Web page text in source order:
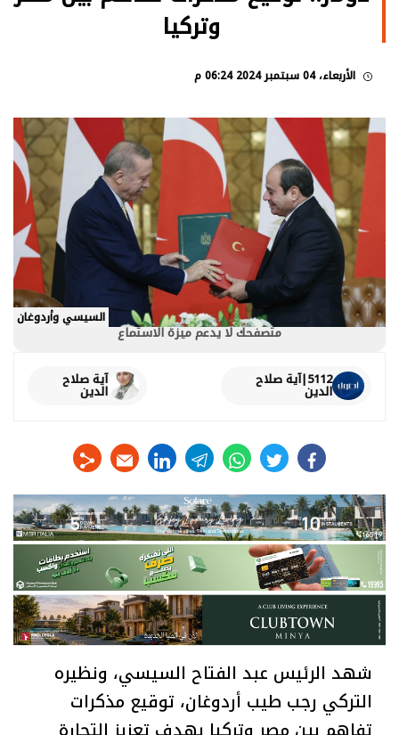
وتركيا
الأربعاء، 04 سبتمبر 2024 06:24 م
السيسي وأردوغان
متصفحك لا يدعم ميزة الاستماع
5112|آية صلاح
الدين
آية صلاح
الدين
facebook
twitter
whats
telegram
linkedin
شهد الرئيس عبد الفتاح السيسي، ونظيره
التركي رجب طيب أردوغان، توقيع مذكرات